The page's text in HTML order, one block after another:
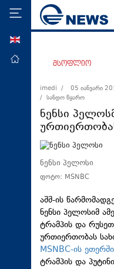
მთავარი
ეკონომიკა
მსოფლიო
სამართალი
თავდაცვა
რეგიონი
კულტურა
მსოფლიო
imedi /
05 იანვარი
/ სანდო წყარო
ნენსი
ნენსი პელოსი
ფოტო: MSNBC
აშშ-ის
ნენსი პელოსიმ
ტრამპის და
ურთიერთობას
MSNBC-ის ეთერში
ტრამპის და